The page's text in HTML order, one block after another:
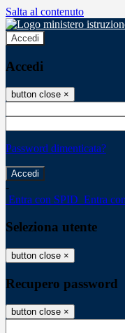
Salta al contenuto
Accedi
Accedi
button close ×
Password dimenticata?
-
Entra con SPID Entra
Seleziona utente
button close ×
Recupero password
button close ×